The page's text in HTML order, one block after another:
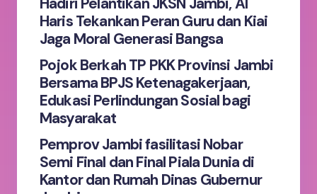
Save my name and email in this browser for the
next time I comment.
Submit Comment
Haris Tekankan Peran Guru dan Kiai
Jaga Moral Generasi Bangsa
Pojok Berkah TP PKK Provinsi Jambi
Bersama BPJS Ketenagakerjaan,
Edukasi Perlindungan Sosial bagi
Masyarakat
Pemprov Jambi fasilitasi Nobar
Semi Final dan Final Piala Dunia di
Kantor dan Rumah Dinas Gubernur